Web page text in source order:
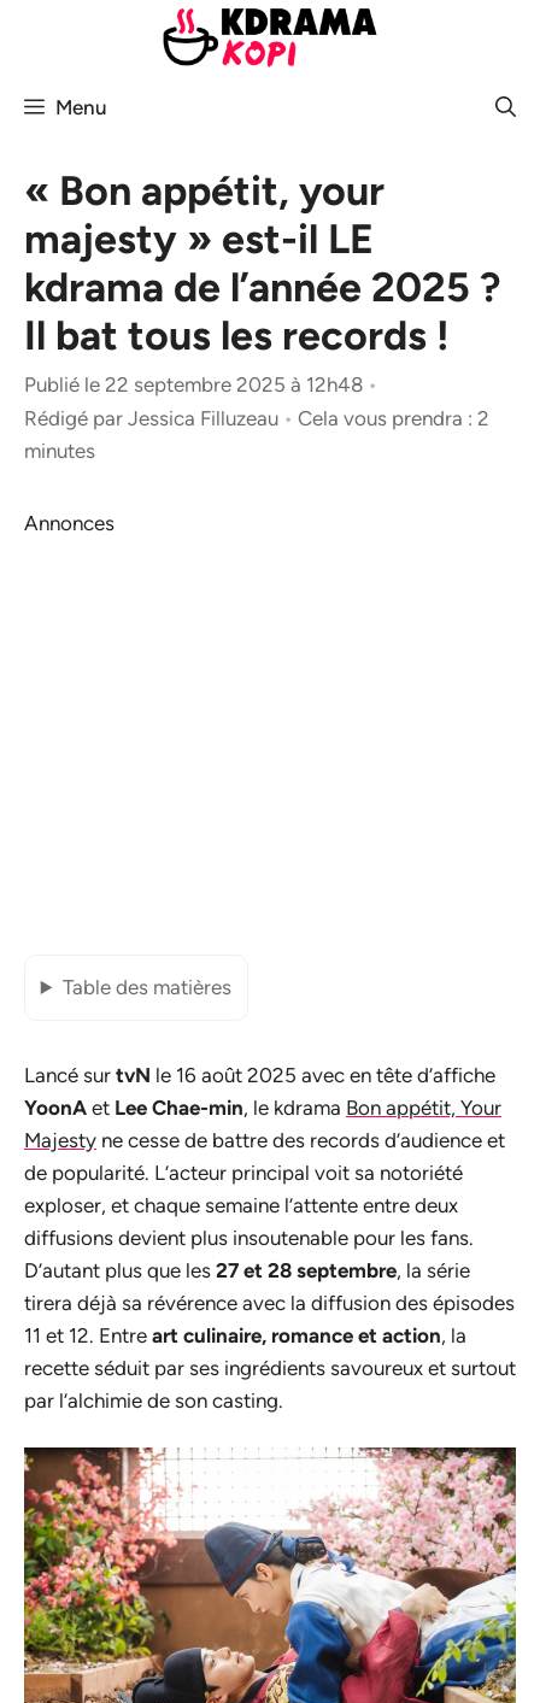
Menu
« Bon appétit, your
majesty » est-il LE
kdrama de l’année 2025 ?
Il bat tous les records !
Publié le 22 septembre 2025 à 12h48 •
Rédigé par Jessica Filluzeau • Cela vous prendra : 2
minutes
Annonces
Table des matières
Lancé sur tvN le 16 août 2025 avec en tête d’affiche
YoonA et Lee Chae-min, le kdrama Bon appétit, Your
Majesty ne cesse de battre des records d’audience et
de popularité. L’acteur principal voit sa notoriété
exploser, et chaque semaine l’attente entre deux
diffusions devient plus insoutenable pour les fans.
D’autant plus que les 27 et 28 septembre, la série
tirera déjà sa révérence avec la diffusion des épisodes
11 et 12. Entre art culinaire, romance et action, la
recette séduit par ses ingrédients savoureux et surtout
par l’alchimie de son casting.